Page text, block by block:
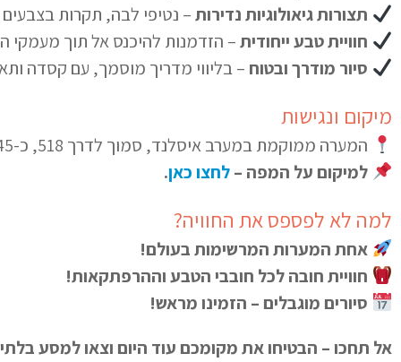
תצורות גיאולוגיות נדירות– נטיפי לבה, תקרות בצבעים
חוויית טבע ייחודית– הזדמנות להיכנס אל תוך מעמקי
סיור מודרך ובטוח – בליווי מדריך מוסמך, עם קסדה
מיקום ונגישות
המערה ממוקמת במערב איסלנד, סמוך לדרך 518, כ-45 דקות נסיעה
למיקום על המפה –לחצו כאן.
למה לא לפספס את החוויה?
אחת המערות המרשימות בעולם!
חוויית חובה לכל חובבי הטבע וההרפתקאות!
סיורים מוגבלים – הזמינו מראש!
אל תחכו – הבטיחו את מקומכם עוד היום וצאו למסע